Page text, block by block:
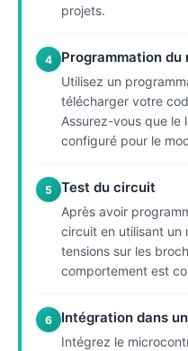
projets.
4 Programmation
Utilisez un
télécharger votre
Assurez-vous que le
configuré pour le
5 Test du circuit
Après avoir
circuit en utilisant un
tensions sur les
comportement est
6 Intégration dans
Intégrez le